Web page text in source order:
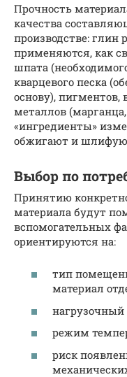
Прочность
качества
производстве: глин
применяются, как
шпата
кварцевого песка
основу), пигментов,
металлов
«ингредиенты»
обжигают и
Выбор по
Принятию
материала будут
вспомогательных
ориентируются на:
тип
материал
режим
риск